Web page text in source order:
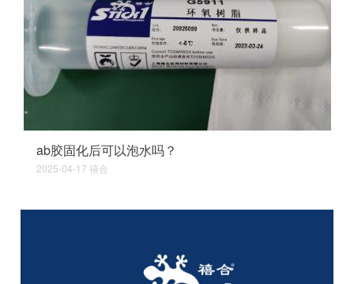
ab胶固化后可以泡水吗？
2025-04-17 禧合